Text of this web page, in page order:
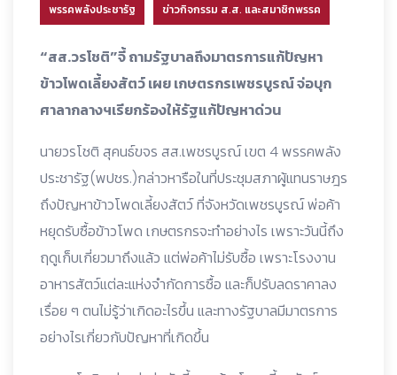
พรรคพลังประชารัฐ ข่าวกิจกรรม ส.ส. และสมาชิกพรรค
“สส.วรโชติ”จี้ ถามรัฐบาลถึงมาตรการแก้ปัญหา
ข้าวโพดเลี้ยงสัตว์ เผย เกษตรกรเพชรบูรณ์ จ่อบุก
ศาลากลางฯเรียกร้องให้รัฐแก้ปัญหาด่วน
นายวรโชติ สุคนธ์ขจร สส.เพชรบูรณ์ เขต 4 พรรคพลัง
ประชารัฐ(พปชร.)กล่าวหารือในที่ประชุมสภาผู้แทนราษฎร
ถึงปัญหาข้าวโพดเลี้ยงสัตว์ ที่จังหวัดเพชรบูรณ์ พ่อค้า
หยุดรับซื้อข้าวโพด เกษตรกรจะทำอย่างไร เพราะวันนี้ถึง
ฤดูเก็บเกี่ยวมาถึงแล้ว แต่พ่อค้าไม่รับซื้อ เพราะโรงงาน
อาหารสัตว์แต่ละแห่งจำกัดการซื้อ และก็ปรับลดราคาลง
เรื่อย ๆ ตนไม่รู้ว่าเกิดอะไรขึ้น และทางรัฐบาลมีมาตรการ
อย่างไรเกี่ยวกับปัญหาที่เกิดขึ้น